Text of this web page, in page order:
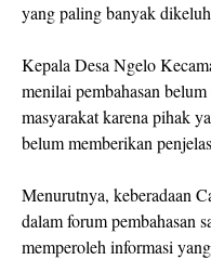
yang paling banyak
Kepala Desa Ngelo
menilai pembahasan
masyarakat karena pihak
belum memberikan
Menurutnya, keberadaan
dalam forum pembahasan
memperoleh informasi